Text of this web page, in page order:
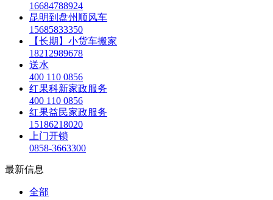
16684788924
昆明到盘州顺风车
15685833350
【长期】小货车搬家
18212989678
送水
400 110 0856
红果科新家政服务
400 110 0856
红果益民家政服务
15186218020
上门开锁
0858-3663300
最新信息
全部